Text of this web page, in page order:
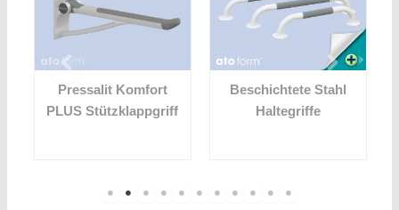
Pressalit Komfort
PLUS Stützklappgriff
Beschichtete Stahl
Haltegriffe